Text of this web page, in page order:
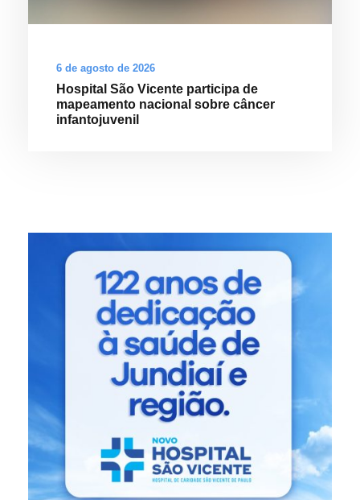
m
6 de agosto de 2026
Hospital São Vicente participa de
mapeamento nacional sobre câncer
infantojuvenil